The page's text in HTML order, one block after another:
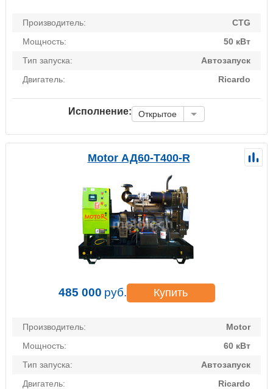
Производитель:
CTG
Мощность:
50 кВт
Тип запуска:
Автозапуск
Двигатель:
Ricardo
Исполнение: Открытое
Motor АД60-Т400-R
485 000 руб. Купить
Производитель:
Motor
Мощность:
60 кВт
Тип запуска:
Автозапуск
Двигатель:
Ricardo